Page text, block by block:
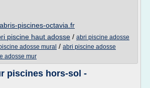
piscines-octavia.fr
piscine haut adosse / abri piscine adosse
adosse mural / abri piscine adosse
adosse mur
piscines hors-sol -